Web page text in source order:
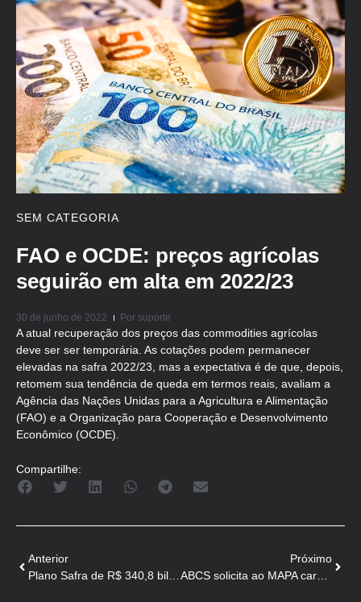
SEM CATEGORIA
FAO e OCDE: preços agrícolas
seguirão em alta em 2022/23
30 de junho de 2022 Por suporte
A atual recuperação dos preços das commodities agrícolas
deve ser ser temporária. As cotações podem permanecer
elevadas na safra 2022/23, mas a expectativa é de que, depois,
retomem sua tendência de queda em termos reais, avaliam a
Agência das Nações Unidas para a Agricultura e Alimentação
(FAO) e a Organização para Cooperação e Desenvolvimento
Econômico (OCDE).
Compartilhe:
Anterior
Próximo
ABCS solicita ao MAPA carne suína na merenda escolar